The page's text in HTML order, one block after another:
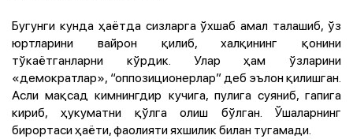
Бугунги кунда ҳаётда сизларга ўхшаб амал талашиб, ўз
юртларини вайрон қилиб, халқининг қонини
тўкаётганларни кўрдик. Улар ҳам ўзларини
«демократлар», “оппозиционерлар” деб эълон қилишган.
Асли мақсад кимнингдир кучига, пулига суяниб, гапига
кириб, ҳукуматни қўлга олиш бўлган. Ўшаларнинг
бирортаси ҳаёти, фаолияти яхшилик билан тугамади.